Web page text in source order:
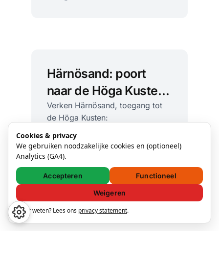
Härnösand: poort
naar de Höga Kusten
vol kliffen, zee en
cultuur
Verken Härnösand, toegang tot
de Höga Kusten:
ginproeverijen en
kustwandelingen. Tips voor
activiteiten en overnachten.
Härnösand Västernorrland
28 aug. 2025 — 2 min read
Cookies & privacy
We gebruiken noodzakelijke cookies en (optioneel)
Analytics (GA4).
Accepteren Functioneel
Weigeren
Meer weten? Lees ons privacy statement.